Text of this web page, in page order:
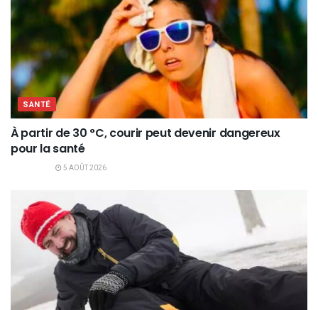
SANTÉ
À partir de 30 °C, courir peut devenir dangereux
pour la santé
5 AOÛT 2026